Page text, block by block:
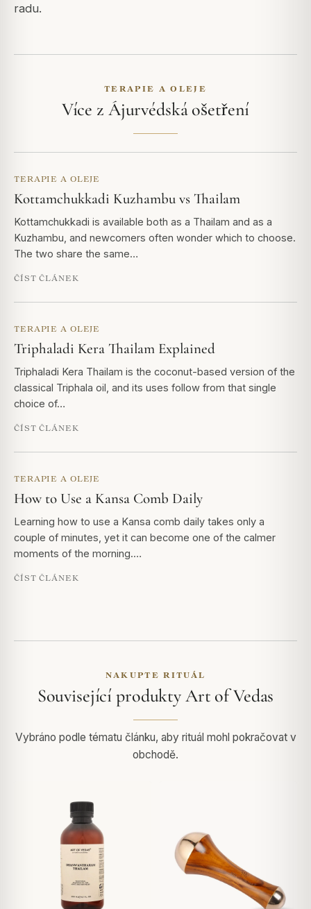
radu.
TERAPIE A OLEJE
Více z Ájurvédská ošetření
TERAPIE A OLEJE
Kottamchukkadi Kuzhambu vs Thailam
Kottamchukkadi is available both as a Thailam and as a
Kuzhambu, and newcomers often wonder which to choose.
The two share the same…
ČÍST ČLÁNEK
TERAPIE A OLEJE
Triphaladi Kera Thailam Explained
Triphaladi Kera Thailam is the coconut-based version of the
classical Triphala oil, and its uses follow from that single
choice of…
ČÍST ČLÁNEK
TERAPIE A OLEJE
How to Use a Kansa Comb Daily
Learning how to use a Kansa comb daily takes only a
couple of minutes, yet it can become one of the calmer
moments of the morning.…
ČÍST ČLÁNEK
NAKUPTE RITUÁL
Související produkty Art of Vedas
Vybráno podle tématu článku, aby rituál mohl pokračovat v
obchodě.